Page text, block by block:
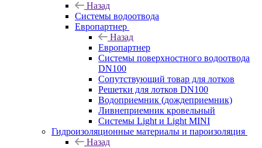
Назад
Системы водоотвода
Европартнер
Назад
Европартнер
Системы поверхностного водоотвода
DN100
Сопутствующий товар для лотков
Решетки для лотков DN100
Водоприемник (дождеприемник)
Ливнеприемник кровельный
Системы Light и Light MINI
Гидроизоляционные материалы и пароизоляция
Назад